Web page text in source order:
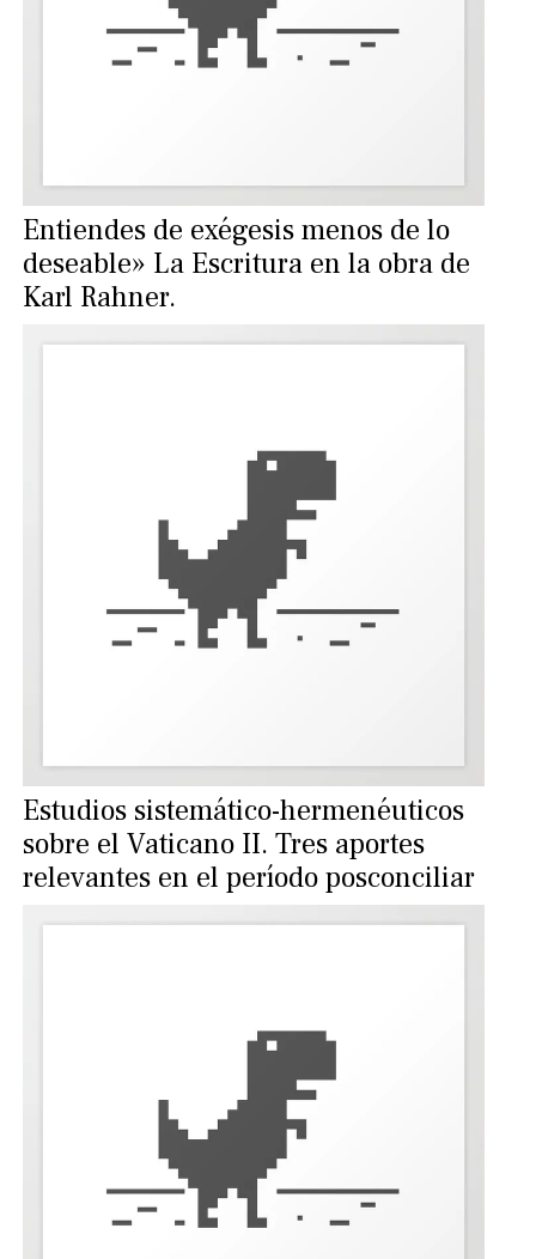
Entiendes de exégesis menos de lo
deseable» La Escritura en la obra de
Karl Rahner.
Estudios sistemático-hermenéuticos
sobre el Vaticano II. Tres aportes
relevantes en el período posconciliar